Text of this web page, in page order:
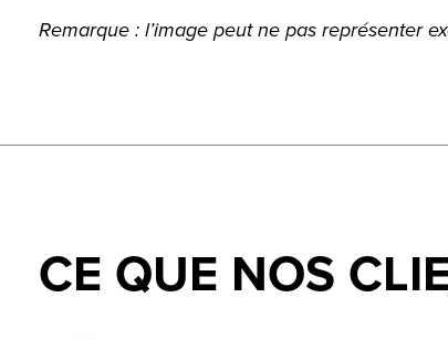
Remarque : l’image peut ne pas représenter
CE QUE NOS